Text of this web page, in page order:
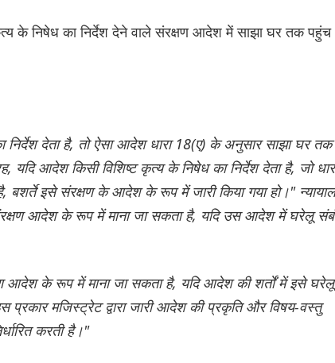
के निषेध का निर्देश देने वाले संरक्षण आदेश में साझा घर तक पहुंच
देता है, तो ऐसा आदेश धारा 18(ए) के अनुसार साझा घर तक
आदेश किसी विशिष्ट कृत्य के निषेध का निर्देश देता है, जो
इसे संरक्षण के आदेश के रूप में जारी किया गया हो।"
आदेश के रूप में माना जा सकता है, यदि उस आदेश में घरेलू
आदेश के रूप में माना जा सकता है, यदि आदेश की शर्तों में इसे घरेलू
प्रकार मजिस्ट्रेट द्वारा जारी आदेश की प्रकृति और विषय-वस्तु
करती है।"